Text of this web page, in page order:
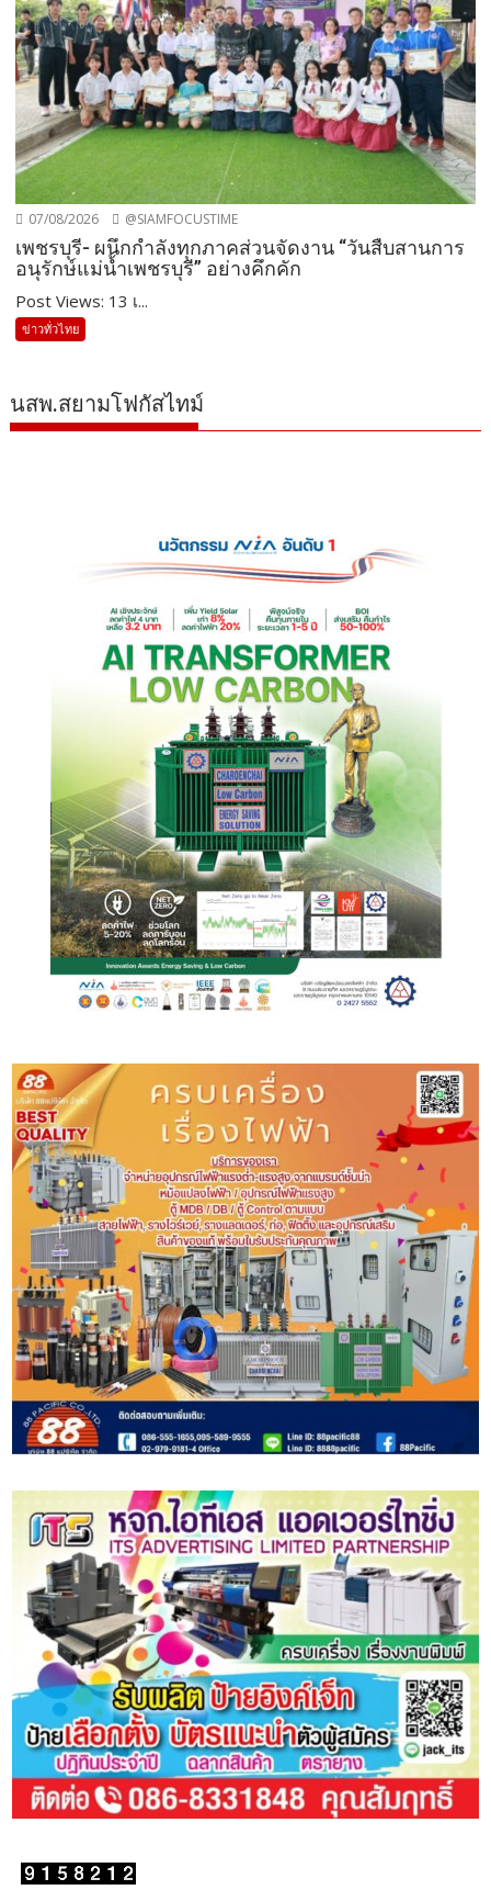
07/08/2026 @SIAMFOCUSTIME
เพชรบุรี- ผนึกกำลังทุกภาคส่วนจัดงาน “วันสืบสานการ
อนุรักษ์แม่น้ำเพชรบุรี” อย่างคึกคัก
Post Views: 13 เ...
ข่าวทั่วไทย
นสพ.สยามโฟกัสไทม์